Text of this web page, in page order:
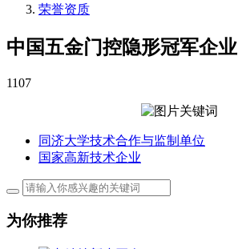
荣誉资质
中国五金门控隐形冠军企业
1107
同济大学技术合作与监制单位
国家高新技术企业
为你推荐